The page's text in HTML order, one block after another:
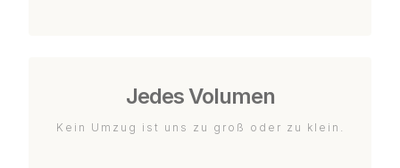
Jedes Volumen
Kein Umzug ist uns zu groß oder zu klein.